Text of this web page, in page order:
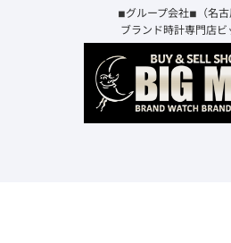
◾︎グループ会社◾︎（名古
ブランド時計専門店ビ